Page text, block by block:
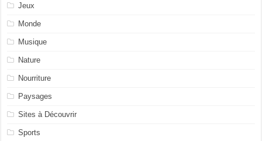
Jeux
Monde
Musique
Nature
Nourriture
Paysages
Sites à Découvrir
Sports